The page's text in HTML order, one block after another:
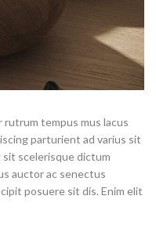
rutrum tempus mus lacus
parturient ad varius sit
sit scelerisque dictum
auctor ac senectus
posuere sit dis. Enim elit